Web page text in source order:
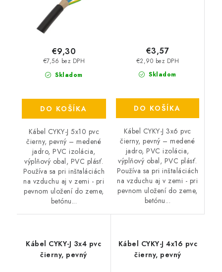
Skladom
€7,56 bez DPH
€9,30
DO KOŠÍKA
Kábel CYKY-J 5x10 pvc
čierny, pevný – medené
jadro, PVC izolácia,
výplňový obal, PVC plásť.
Používa sa pri inštaláciách
na vzduchu aj v zemi - pri
pevnom uložení do zeme,
betónu...
Skladom
€2,90 bez DPH
€3,57
DO KOŠÍKA
Kábel CYKY-J 3x6 pvc
čierny, pevný – medené
jadro, PVC izolácia,
výplňový obal, PVC plásť.
Používa sa pri inštaláciách
na vzduchu aj v zemi - pri
pevnom uložení do zeme,
betónu...
Kábel CYKY-J 3x4 pvc
čierny, pevný
Kábel CYKY-J 4x16 pvc
čierny, pevný